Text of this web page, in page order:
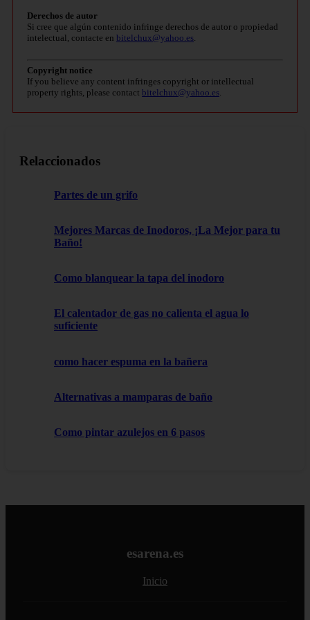
Derechos de autor
Si cree que algún contenido infringe derechos de autor o propiedad
intelectual, contacte en bitelchux@yahoo.es.
Copyright notice
If you believe any content infringes copyright or intellectual
property rights, please contact bitelchux@yahoo.es.
Relaccionados
Partes de un grifo
Mejores Marcas de Inodoros, ¡La Mejor para tu
Baño!
Como blanquear la tapa del inodoro
El calentador de gas no calienta el agua lo
suficiente
como hacer espuma en la bañera
Alternativas a mamparas de baño
Como pintar azulejos en 6 pasos
esarena.es
Inicio